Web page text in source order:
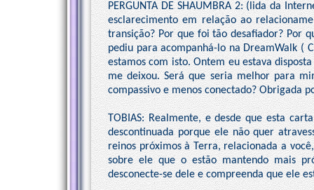
PERGUNTA DE SHAUMBRA 2: (lida da
esclarecimento em relação ao
transição? Por que foi tão desafiador? Por
pediu para acompanhá-lo na DreamWalk (
estamos com isto. Ontem eu estava
me deixou. Será que seria melhor para
compassivo e menos conectado? Obrigada
TOBIAS: Realmente, e desde que esta
descontinuada porque ele não quer
reinos próximos à Terra, relacionada a
sobre ele que o estão mantendo mais
desconecte-se dele e compreenda que ele